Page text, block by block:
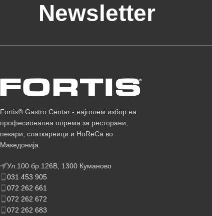
Newsletter
Fortis® Gastro Centar - најголем избор на
професионална опрема за ресторани,
пекари, слаткарници и HoReCa во
Македонија.
Ул.100 бр.126В, 1300 Куманово
031 453 905
072 262 661
072 262 672
072 262 683